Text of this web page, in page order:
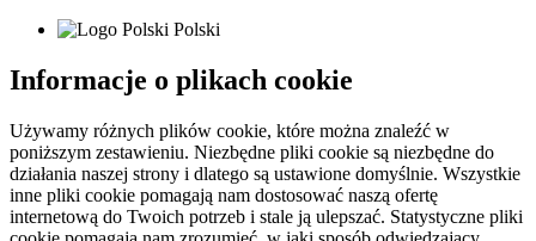
Polski
Informacje o plikach cookie
Używamy różnych plików cookie, które można znaleźć w
poniższym zestawieniu. Niezbędne pliki cookie są niezbędne do
działania naszej strony i dlatego są ustawione domyślnie. Wszystkie
inne pliki cookie pomagają nam dostosować naszą ofertę
internetową do Twoich potrzeb i stale ją ulepszać. Statystyczne pliki